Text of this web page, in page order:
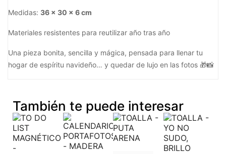
Medidas: 36 x 30 x 6 cm
Materiales resistentes para reutilizar año tras año
Una pieza bonita, sencilla y mágica, pensada para llenar tu
hogar de espíritu navideño… y quedar de lujo en las fotos 🎁📸
También te puede interesar